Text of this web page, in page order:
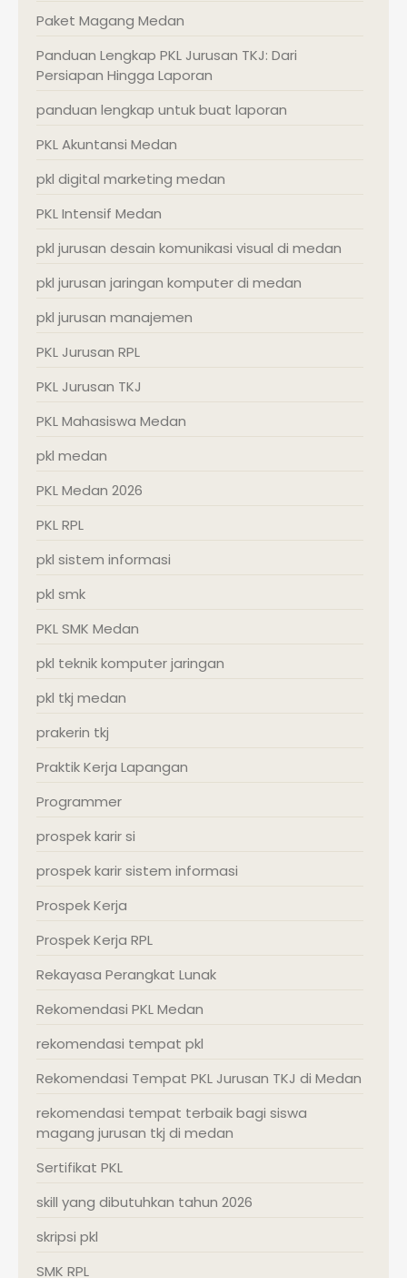
Paket Magang Medan
Panduan Lengkap PKL Jurusan TKJ: Dari
Persiapan Hingga Laporan
panduan lengkap untuk buat laporan
PKL Akuntansi Medan
pkl digital marketing medan
PKL Intensif Medan
pkl jurusan desain komunikasi visual di medan
pkl jurusan jaringan komputer di medan
pkl jurusan manajemen
PKL Jurusan RPL
PKL Jurusan TKJ
PKL Mahasiswa Medan
pkl medan
PKL Medan 2026
PKL RPL
pkl sistem informasi
pkl smk
PKL SMK Medan
pkl teknik komputer jaringan
pkl tkj medan
prakerin tkj
Praktik Kerja Lapangan
Programmer
prospek karir si
prospek karir sistem informasi
Prospek Kerja
Prospek Kerja RPL
Rekayasa Perangkat Lunak
Rekomendasi PKL Medan
rekomendasi tempat pkl
Rekomendasi Tempat PKL Jurusan TKJ di Medan
rekomendasi tempat terbaik bagi siswa
magang jurusan tkj di medan
Sertifikat PKL
skill yang dibutuhkan tahun 2026
skripsi pkl
SMK RPL